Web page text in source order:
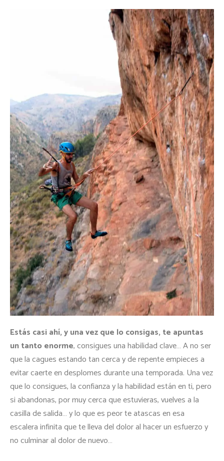
Estás casi ahí, y una vez que lo consigas, te apuntas
un tanto enorme, consigues una habilidad clave… A no ser
que la cagues estando tan cerca y de repente empieces a
evitar caerte en desplomes durante una temporada. Una vez
que lo consigues, la confianza y la habilidad están en ti, pero
si abandonas, por muy cerca que estuvieras, vuelves a la
casilla de salida… y lo que es peor te atascas en esa
escalera infinita que te lleva del dolor al hacer un esfuerzo y
no culminar al dolor de nuevo…